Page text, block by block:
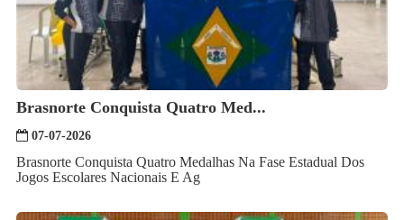
Brasnorte Conquista Quatro Med...
07-07-2026
Brasnorte Conquista Quatro Medalhas Na Fase Estadual Dos
Jogos Escolares Nacionais E Ag